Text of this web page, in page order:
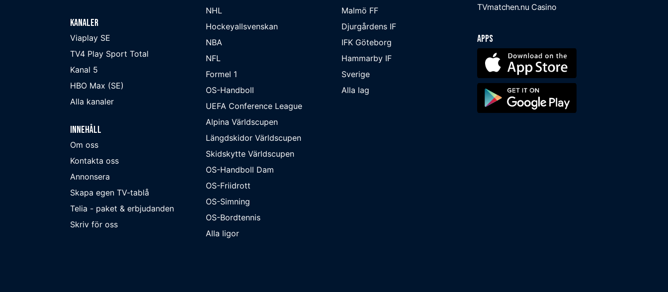
Kanaler
Viaplay SE
TV4 Play Sport Total
Kanal 5
HBO Max (SE)
Alla kanaler
Innehåll
Om oss
Kontakta oss
Annonsera
Skapa egen TV-tablå
Telia - paket & erbjudanden
Skriv för oss
NHL
Hockeyallsvenskan
NBA
NFL
Formel 1
OS-Handboll
UEFA Conference League
Alpina Världscupen
Längdskidor Världscupen
Skidskytte Världscupen
OS-Handboll Dam
OS-Friidrott
OS-Simning
OS-Bordtennis
Alla ligor
Malmö FF
Djurgårdens IF
IFK Göteborg
Hammarby IF
Sverige
Alla lag
TVmatchen.nu Casino
Apps